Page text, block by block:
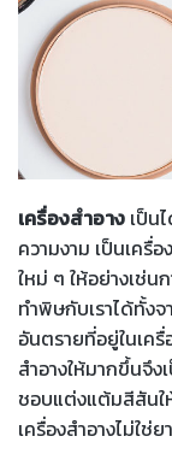
เครื่องสำอาง เป็น
ความงาม เป็นเครื่
ใหม่ ๆ ให้อย่างเช่น
ทำพิษกับเราได้ทั้งจ
อันตรายที่อยู่ในเค
สำอางให้มากขึ้นจึ
ชอบแต่งแต้มสีสันใ
เครื่องสำอางไม่ใช่